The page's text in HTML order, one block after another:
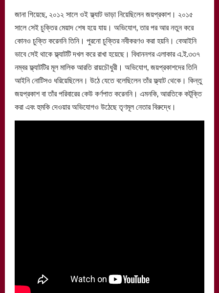
জানা গিয়েছে, ২০১২ সালে ওই ফ্ল্যাট ভাড়া নিয়েছিলেন জয়প্রকাশ। ২০১৫
সালে সেই চুক্তির মেয়াদ শেষ হয়ে যায়। অভিযোগ, তার পর আর নতুন করে
কোনও চুক্তি করেননি তিনি। পুরনো চুক্তির নবীকরণও করা হয়নি। বেআইনি
ভাবে সেই থাকে ফ্ল্যাটটি দখল করে রাখা হয়েছে। বিধাননগর এলাকার এ.ই.৩৩৭
নম্বর ফ্ল্যাটটির মূল মালিক আরতি রায়চৌধুরী। অভিযোগ, জয়প্রকাশদের তিনি
আইনি নোটিসও ধরিয়েছিলেন। উঠে যেতে বলেছিলেন তাঁর ফ্ল্যাট থেকে। কিন্তু
জয়প্রকাশ বা তাঁর পরিবারের কেউ কর্ণপাত করেননি। এমনকি, আরতিকে কটূক্তি
করা এবং হুমকি দেওয়ার অভিযোগও উঠেছে তৃণমূল নেতার বিরুদ্ধে।